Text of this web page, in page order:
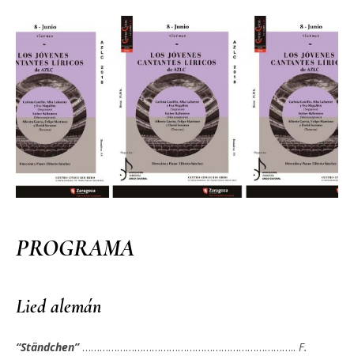
PROGRAMA
Lied alemán
“Ständchen” ……………………………………………………………….. F.